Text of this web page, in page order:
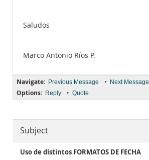
Saludos
Marco Antonio Ríos P.
Navigate: Previous Message • Next Message
Options: Reply • Quote
Subject
Uso de distintos FORMATOS DE FECHA